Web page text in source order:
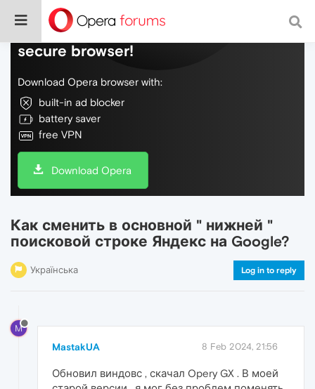
Do more on the web, with a fast and
secure browser!
Download Opera browser with:
built-in ad blocker
battery saver
free VPN
Download Opera
Как сменить в основной " нижней "
поисковой строке Яндекс на Google?
Українська Log in to reply
M
MastakUA 8 Feb 2024, 21:56
Обновил виндовс , скачал Opery GX . В моей